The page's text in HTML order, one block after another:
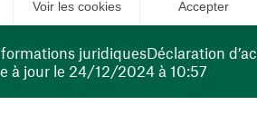
à jour le 24/12/2024 à 10:57
juridiquesDéclaration